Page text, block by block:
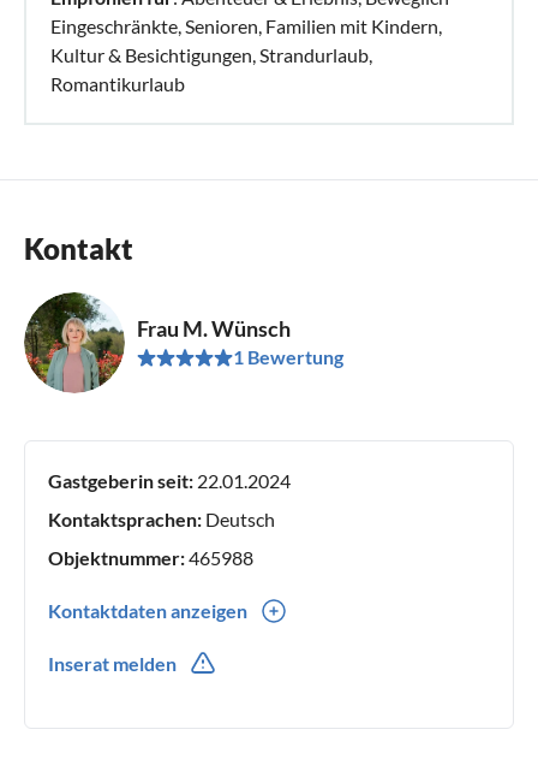
Eingeschränkte, Senioren, Familien mit Kindern,
Kultur & Besichtigungen, Strandurlaub,
Romantikurlaub
Kontakt
Frau M. Wünsch
1 Bewertung
Gastgeberin seit: 22.01.2024
Kontaktsprachen: Deutsch
Objektnummer:465988
Kontaktdaten anzeigen
Inserat melden